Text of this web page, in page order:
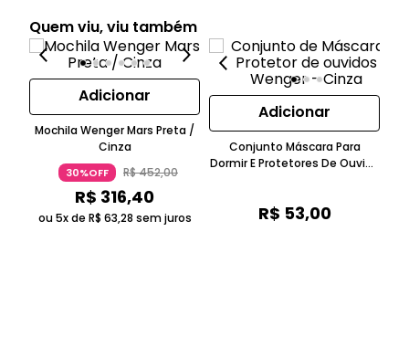
Quem viu, viu também
Adicionar
Mochila Wenger Mars Preta /
Cinza
30%OFF R$452,00
R$ 316,40
ou 5x de R$ 63,28 sem juros
Adicionar
Conjunto Máscara Para
Dormir E Protetores De Ouvido
R$ 53,00